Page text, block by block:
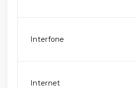
Interfone
Internet